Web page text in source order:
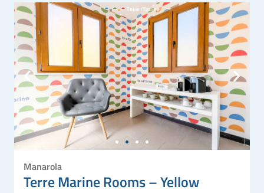
Manarola
Terre Marine Rooms – Yellow